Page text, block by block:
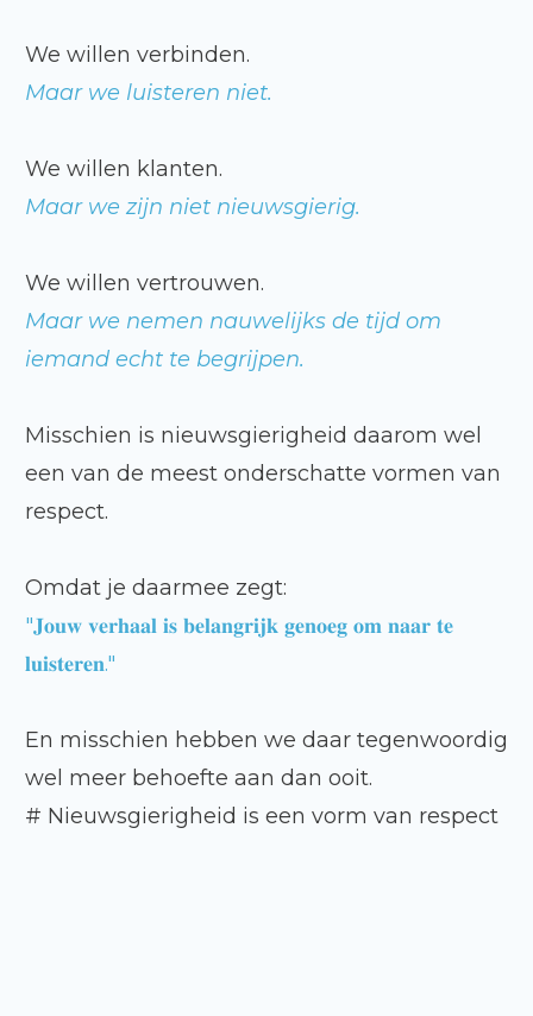
We willen verbinden.
Maar we luisteren niet.
We willen klanten.
Maar we zijn niet nieuwsgierig.
We willen vertrouwen.
Maar we nemen nauwelijks de tijd om
iemand echt te begrijpen.
Misschien is nieuwsgierigheid daarom wel
een van de meest onderschatte vormen van
respect.
Omdat je daarmee zegt:
"𝐉𝐨𝐮𝐰 𝐯𝐞𝐫𝐡𝐚𝐚𝐥 𝐢𝐬 𝐛𝐞𝐥𝐚𝐧𝐠𝐫𝐢𝐣𝐤 𝐠𝐞𝐧𝐨𝐞𝐠 𝐨𝐦 𝐧𝐚𝐚𝐫 𝐭𝐞
𝐥𝐮𝐢𝐬𝐭𝐞𝐫𝐞𝐧."
En misschien hebben we daar tegenwoordig
wel meer behoefte aan dan ooit.
# Nieuwsgierigheid is een vorm van respect